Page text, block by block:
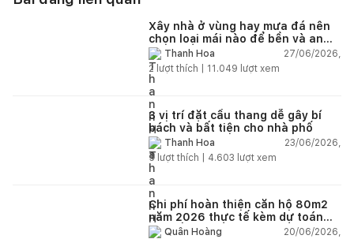
Xây nhà ở vùng hay mưa đá nên
chọn loại mái nào để bền và an
toàn?Thanh Hoa
27/06/2026,
2 lượt thích | 11.049 lượt xem
3 vị trí đặt cầu thang dễ gây bí
bách và bất tiện cho nhà phố
Thanh Hoa
23/06/2026,
5 lượt thích | 4.603 lượt xem
Chi phí hoàn thiện căn hộ 80m2
năm 2026 thực tế kèm dự toán
chi tiết từng hạng mục
Quân Hoàng
20/06/2026,